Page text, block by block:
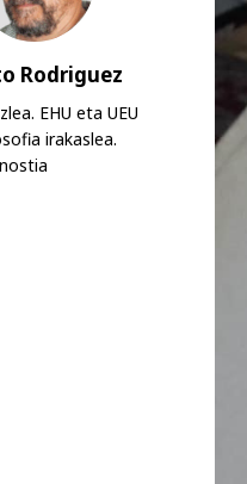
Rodriguez
EHU eta UEU
irakaslea.